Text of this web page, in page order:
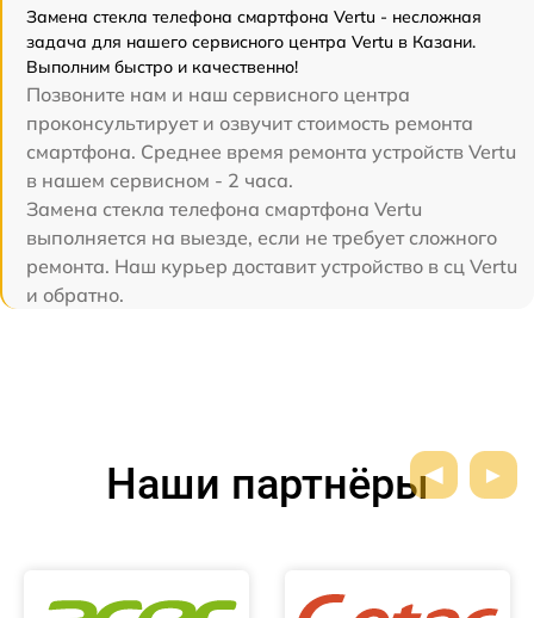
Замена стекла телефона смартфона Vertu - несложная
задача для нашего сервисного центра Vertu в Казани.
Выполним быстро и качественно!
Позвоните нам и наш сервисного центра
проконсультирует и озвучит стоимость ремонта
смартфона. Среднее время ремонта устройств Vertu
в нашем сервисном - 2 часа.
Замена стекла телефона смартфона Vertu
выполняется на выезде, если не требует сложного
ремонта. Наш курьер доставит устройство в сц Vertu
и обратно.
Наши партнёры